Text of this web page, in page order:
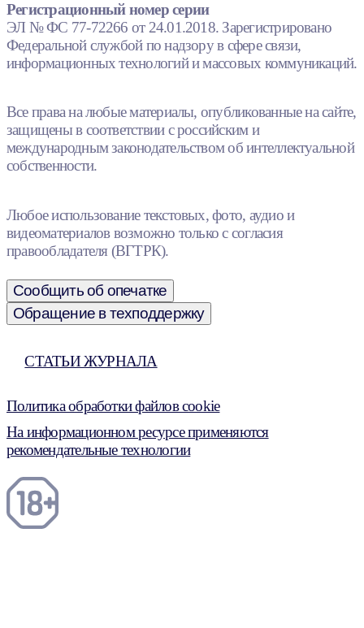
Регистрационный номер серии
ЭЛ № ФС 77-72266 от 24.01.2018. Зарегистрировано
Федеральной службой по надзору в сфере связи,
информационных технологий и массовых коммуникаций.
Все права на любые материалы, опубликованные на сайте,
защищены в соответствии с российским и
международным законодательством об интеллектуальной
собственности.
Любое использование текстовых, фото, аудио и
видеоматериалов возможно только с согласия
правообладателя (ВГТРК).
Сообщить об опечатке
Обращение в техподдержку
СТАТЬИ ЖУРНАЛА
Политика обработки файлов cookie
На информационном ресурсе применяются
рекомендательные технологии